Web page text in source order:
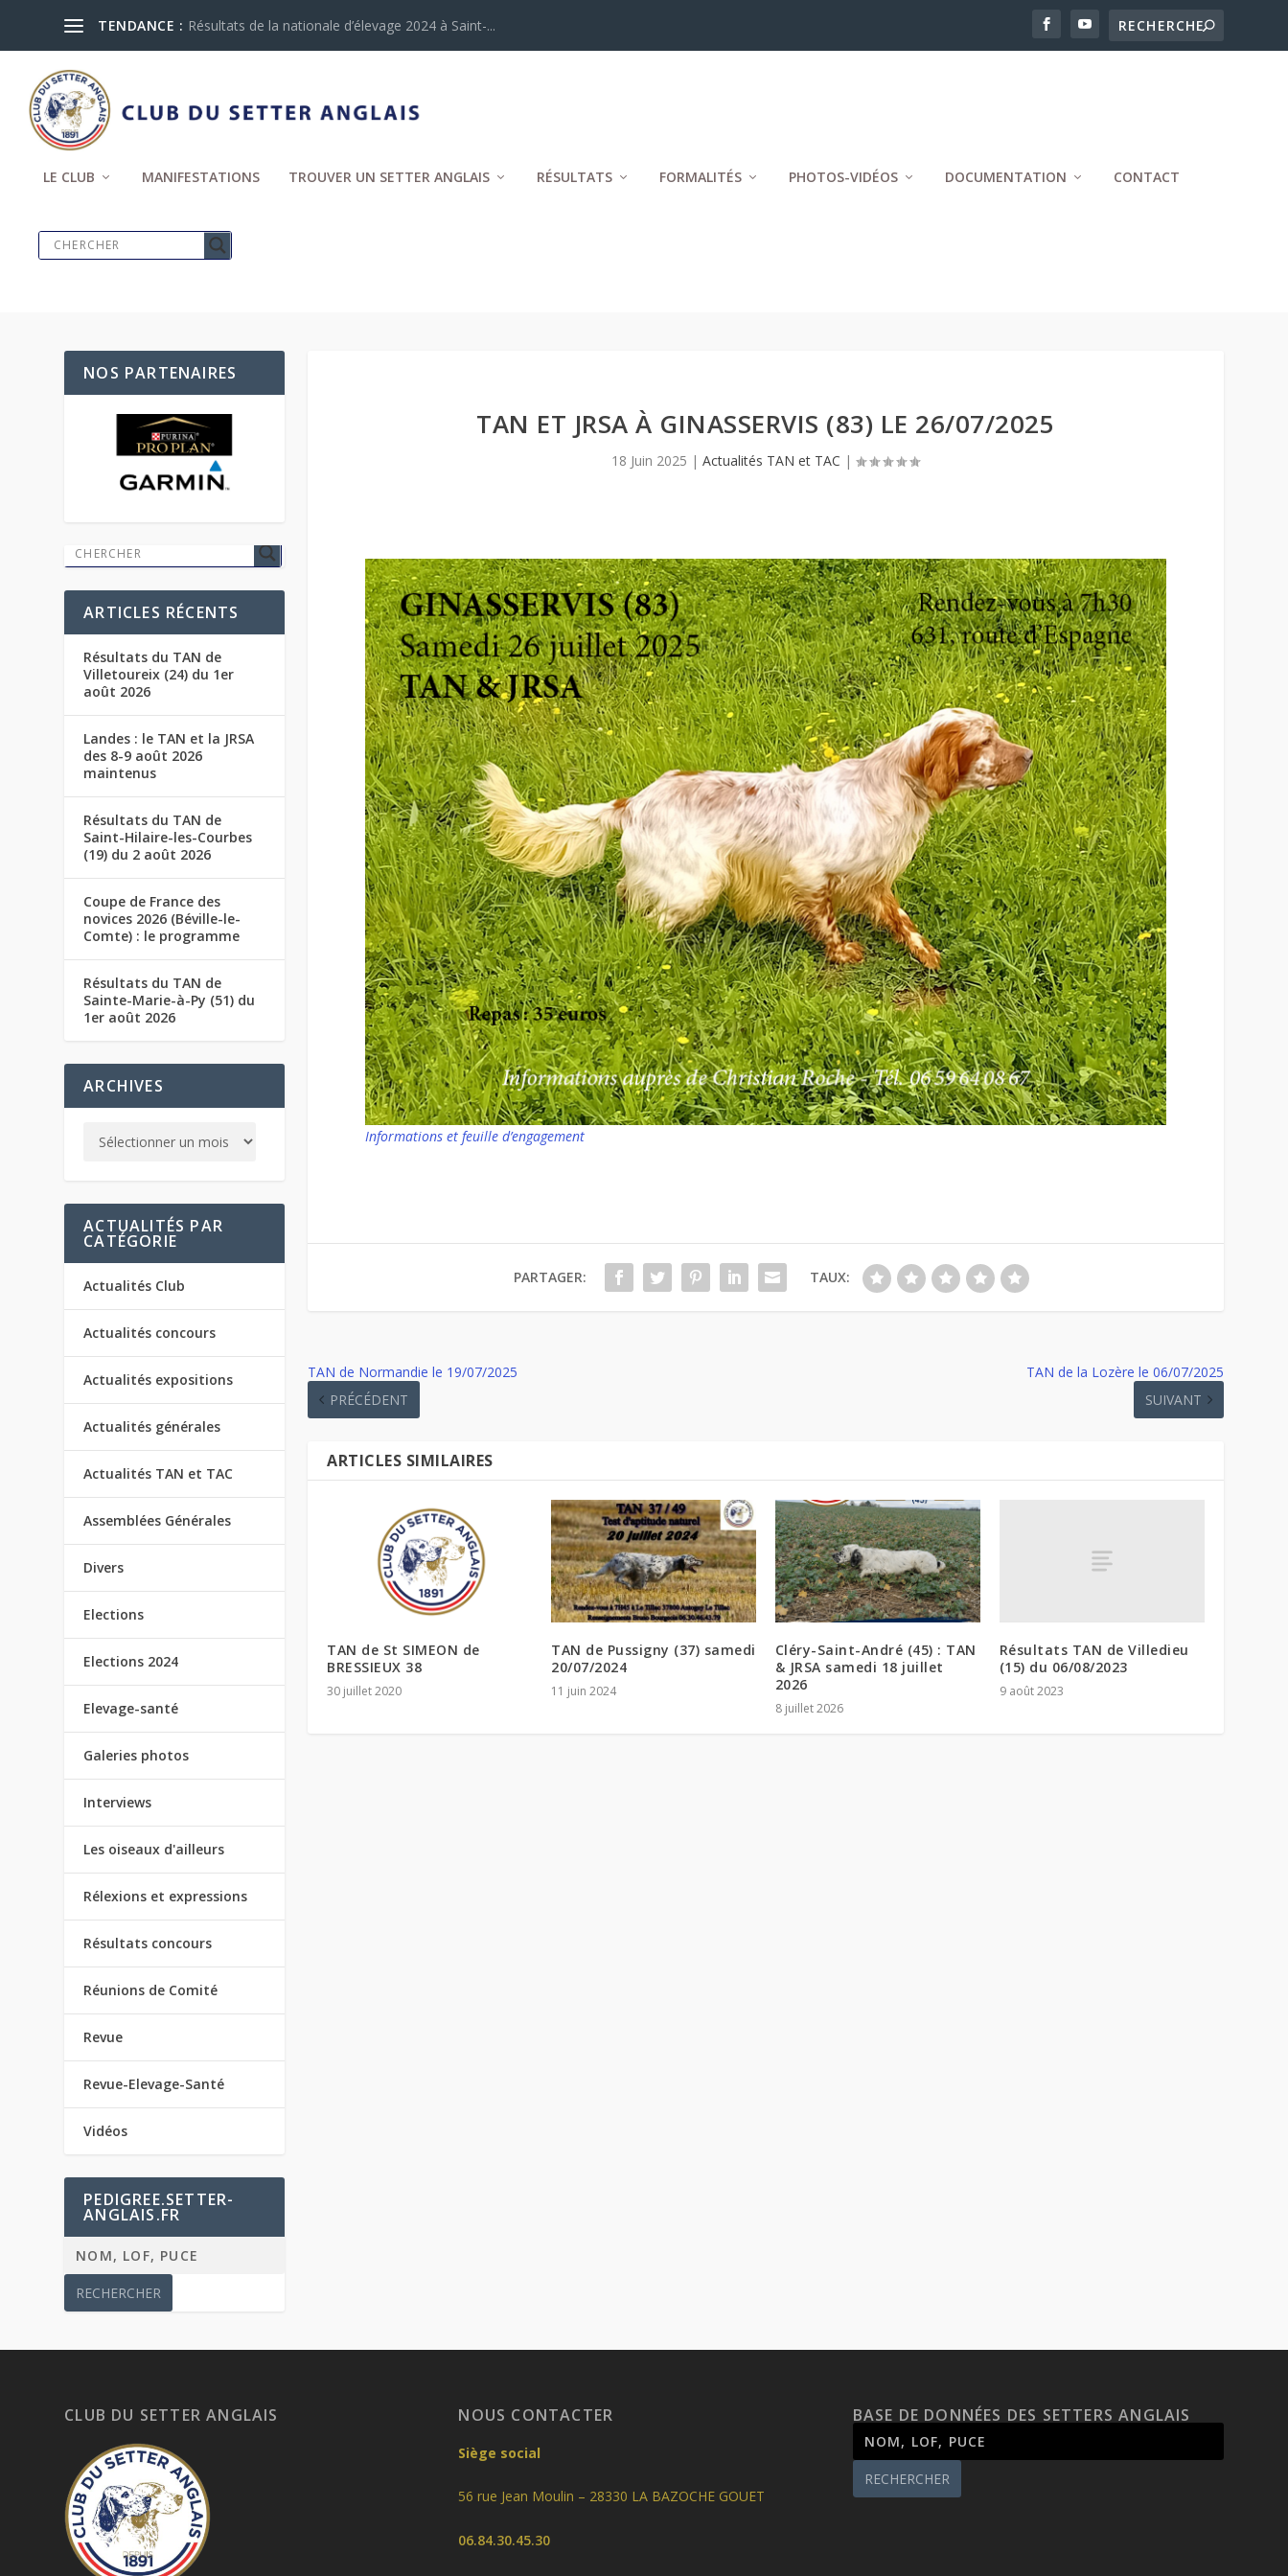
TENDANCE : Résultats de la nationale d’élevage 2024 à Saint-...
LE CLUB MANIFESTATIONS TROUVER UN SETTER ANGLAIS RÉSULTATS FORMALITÉS PHOTOS-VIDÉOS DOCUMENTATION CONTACT
TAN ET JRSA À GINASSERVIS (83) LE 26/07/2025
18 Juin 2025 |Actualités TAN et TAC |
Informations et feuille d’engagement
PARTAGER: TAUX:
TAN de Normandie le 19/07/2025
PRÉCÉDENT
TAN de la Lozère le 06/07/2025
SUIVANT
ARTICLES SIMILAIRES
TAN de St SIMEON de
BRESSIEUX 38
30 juillet 2020
TAN de Pussigny (37) samedi
20/07/2024
11 juin 2024
Cléry-Saint-André (45) : TAN
& JRSA samedi 18 juillet
2026
8 juillet 2026
Résultats TAN de Villedieu
(15) du 06/08/2023
9 août 2023
NOS PARTENAIRES
ARTICLES RÉCENTS
Résultats du TAN de
Villetoureix (24) du 1er
août 2026
Landes : le TAN et la JRSA
des 8-9 août 2026
maintenus
Résultats du TAN de
Saint-Hilaire-les-Courbes
(19) du 2 août 2026
Coupe de France des
novices 2026 (Béville-le-
Comte) : le programme
Résultats du TAN de
Sainte-Marie-à-Py (51) du
1er août 2026
ARCHIVES
ACTUALITÉS PAR
CATÉGORIE
Actualités Club
Actualités concours
Actualités expositions
Actualités générales
Actualités TAN et TAC
Assemblées Générales
Divers
Elections
Elections 2024
Elevage-santé
Galeries photos
Interviews
Les oiseaux d'ailleurs
Rélexions et expressions
Résultats concours
Réunions de Comité
Revue
Revue-Elevage-Santé
Vidéos
PEDIGREE.SETTER-
ANGLAIS.FR
CLUB DU SETTER ANGLAIS NOUS CONTACTER
Siège social
56 rue Jean Moulin – 28330 LA BAZOCHE GOUET
06.84.30.45.30
BASE DE DONNÉES DES SETTERS ANGLAIS